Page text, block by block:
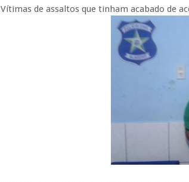
Vítimas de assaltos que tinham acabado de